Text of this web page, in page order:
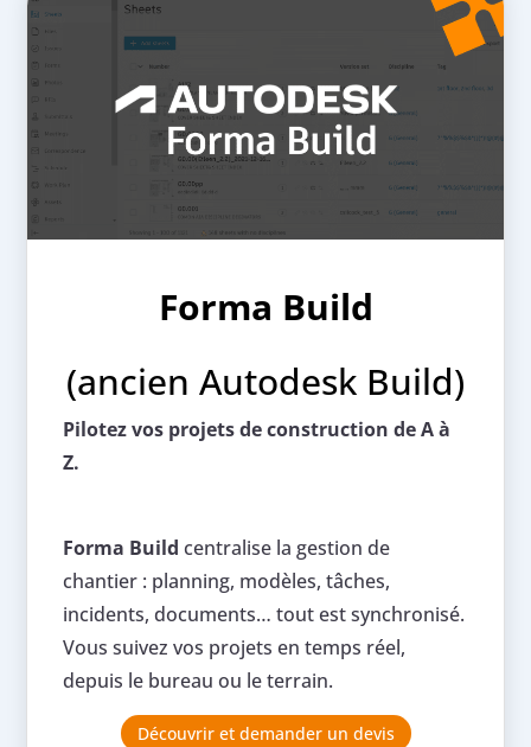
Forma Build
(ancien Autodesk Build)
Pilotez vos projets de construction de A à
Z.
Forma Build centralise la gestion de
chantier : planning, modèles, tâches,
incidents, documents… tout est synchronisé.
Vous suivez vos projets en temps réel,
depuis le bureau ou le terrain.
Découvrir et demander un devis